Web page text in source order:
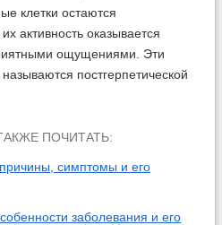
клетки остаются
активность оказывается
ощущениями. Эти
постгерпетической
ПОЧИТАТЬ:
симптомы и его
заболевания и его